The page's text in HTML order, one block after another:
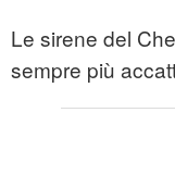
Le sirene del
sempre più